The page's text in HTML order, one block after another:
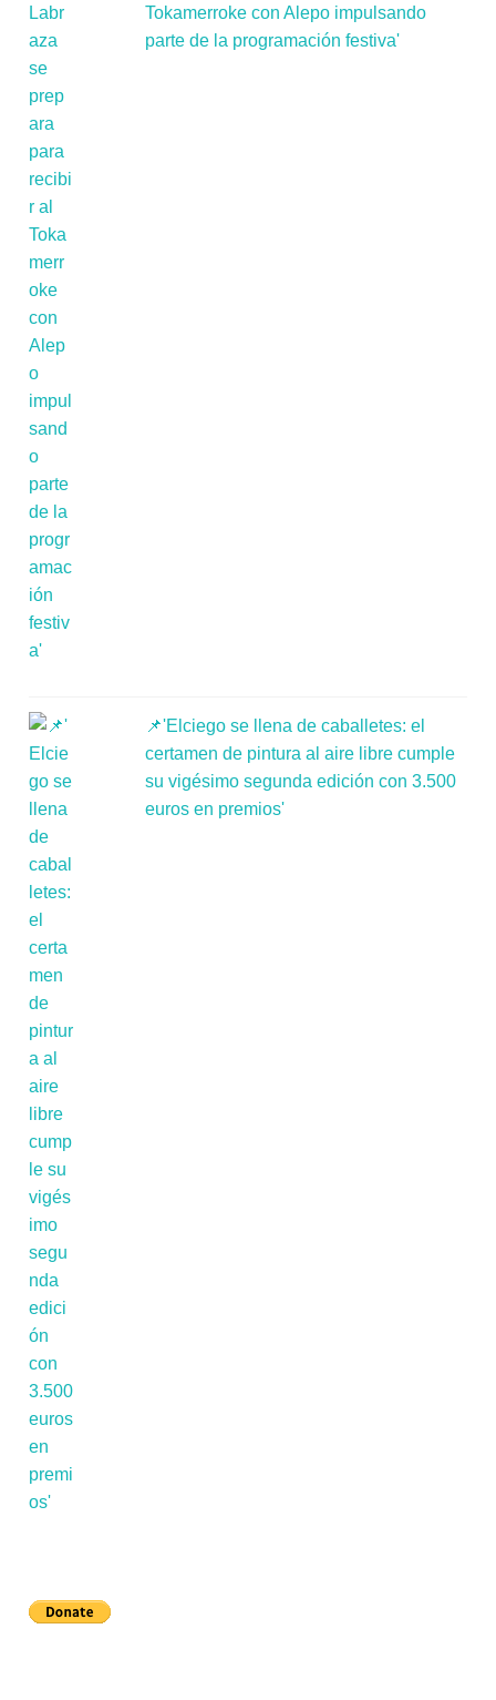
Tokamerroke con Alepo impulsando
parte de la programación festiva'
📌'Elciego se llena de caballetes: el
certamen de pintura al aire libre cumple
su vigésimo segunda edición con 3.500
euros en premios'